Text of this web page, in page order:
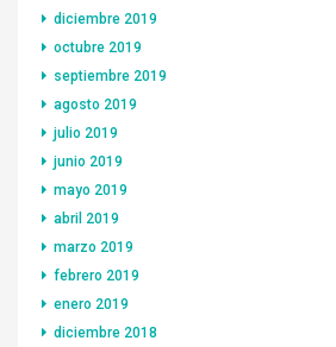
diciembre 2019
octubre 2019
septiembre 2019
agosto 2019
julio 2019
junio 2019
mayo 2019
abril 2019
marzo 2019
febrero 2019
enero 2019
diciembre 2018